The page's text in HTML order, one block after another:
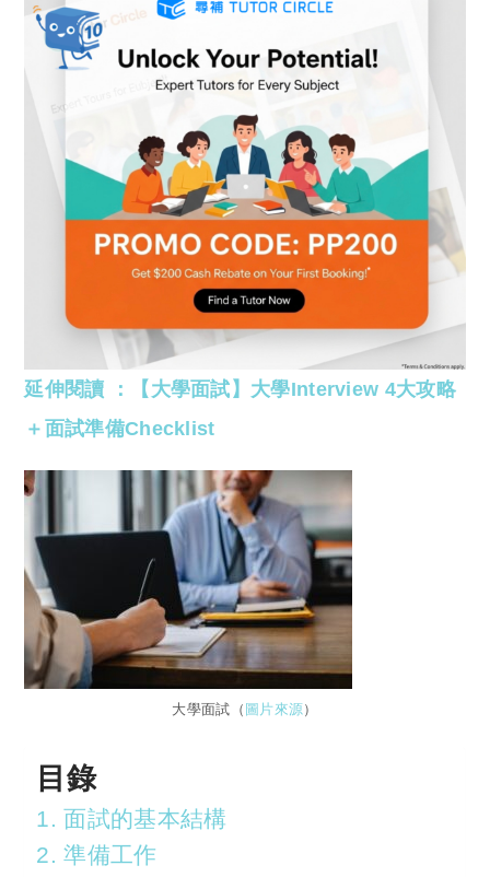
延伸閱讀 ：【大學面試】大學Interview 4大攻略
＋面試準備Checklist
大學面試（ 圖片來源）
目錄
1. 面試的基本結構
2. 準備工作